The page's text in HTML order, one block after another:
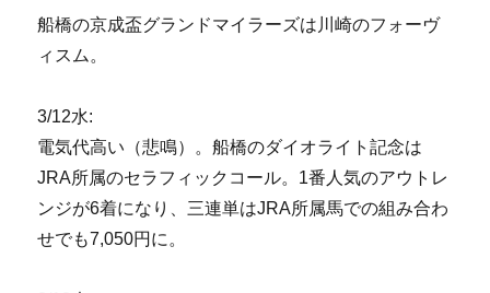
船橋の京成盃グランドマイラーズは川崎のフォーヴ
ィスム。
3/12水:
電気代高い（悲鳴）。船橋のダイオライト記念は
JRA所属のセラフィックコール。1番人気のアウトレ
ンジが6着になり、三連単はJRA所属馬での組み合わ
せでも7,050円に。